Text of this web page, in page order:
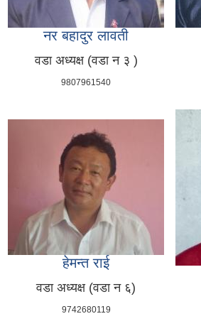
नर बहादुर लावती
वडा अध्यक्ष (वडा न ३ )
9807961540
हेमन्त राई
वडा अध्यक्ष (वडा न ६)
9742680119